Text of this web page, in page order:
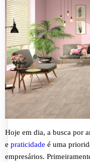
Hoje em dia, a busca por
e praticidade é uma
empresários.